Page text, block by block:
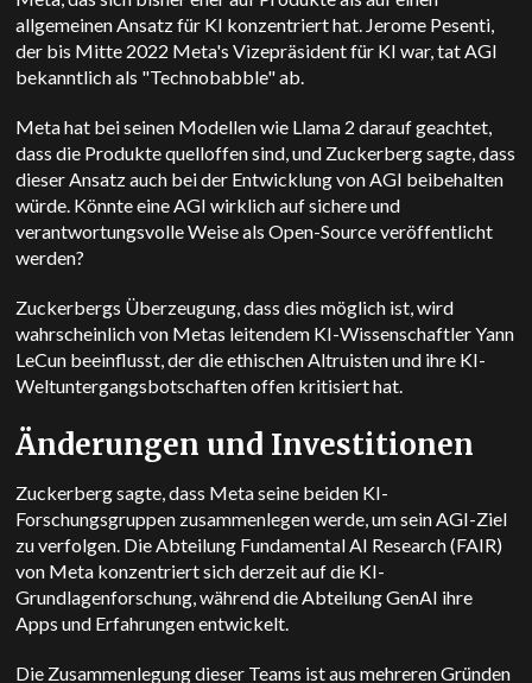
allgemeinen Ansatz für KI konzentriert hat. Jerome Pesenti,
der bis Mitte 2022 Meta's Vizepräsident für KI war, tat AGI
bekanntlich als "Technobabble" ab.
Meta hat bei seinen Modellen wie Llama 2 darauf geachtet,
dass die Produkte quelloffen sind, und Zuckerberg sagte, dass
dieser Ansatz auch bei der Entwicklung von AGI beibehalten
würde. Könnte eine AGI wirklich auf sichere und
verantwortungsvolle Weise als Open-Source veröffentlicht
werden?
Zuckerbergs Überzeugung, dass dies möglich ist, wird
wahrscheinlich von Metas leitendem KI-Wissenschaftler Yann
LeCun beeinflusst, der die ethischen Altruisten und ihre KI-
Weltuntergangsbotschaften offen kritisiert hat.
Änderungen und Investitionen
Zuckerberg sagte, dass Meta seine beiden KI-
Forschungsgruppen zusammenlegen werde, um sein AGI-Ziel
zu verfolgen. Die Abteilung Fundamental AI Research (FAIR)
von Meta konzentriert sich derzeit auf die KI-
Grundlagenforschung, während die Abteilung GenAI ihre
Apps und Erfahrungen entwickelt.
Die Zusammenlegung dieser Teams ist aus mehreren Gründen